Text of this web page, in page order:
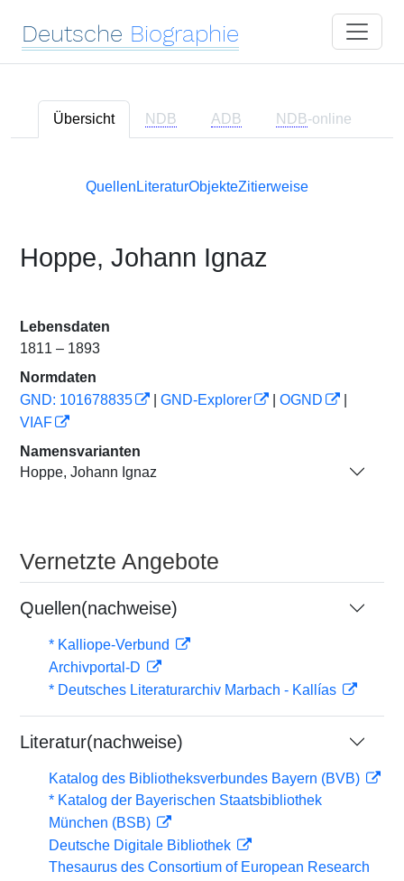
Deutsche Biographie
Übersicht NDB ADB NDB-online
Quellen LiteraturObjekteZitierweise
Hoppe, Johann Ignaz
Lebensdaten
1811 – 1893
Normdaten
GND: 101678835
GND-Explorer OGND
VIAF
Namensvarianten
Hoppe, Johann Ignaz
Vernetzte Angebote
Quellen(nachweise)
* Kalliope-Verbund
Archivportal-D
* Deutsches Literaturarchiv Marbach - Kallías
Literatur(nachweise)
Katalog des Bibliotheksverbundes Bayern (BVB)
* Katalog der Bayerischen Staatsbibliothek
München (BSB)
Deutsche Digitale Bibliothek
Thesaurus des Consortium of European Research